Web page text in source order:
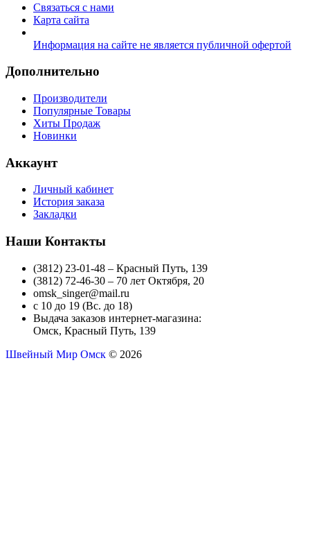
Связаться с нами
Карта сайта
Информация на сайте не является публичной офертой
Дополнительно
Производители
Популярные Товары
Хиты Продаж
Новинки
Аккаунт
Личный кабинет
История заказа
Закладки
Наши Контакты
(3812) 23-01-48 – Красный Путь, 139
(3812) 72-46-30 – 70 лет Октября, 20
omsk_singer@mail.ru
с 10 до 19 (Вс. до 18)
Выдача заказов интернет-магазина:
Омск, Красный Путь, 139
Швейный Мир Омск © 2026